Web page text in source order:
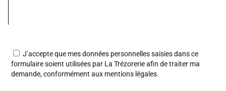
J’accepte que mes données personnelles saisies dans ce
formulaire soient utilisées par La Trézorerie afin de traiter ma
demande, conformément aux mentions légales.